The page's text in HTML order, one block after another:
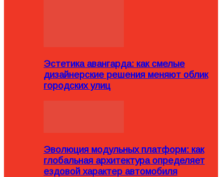
Эстетика авангарда: как смелые
дизайнерские решения меняют облик
городских улиц
Эволюция модульных платформ: как
глобальная архитектура определяет
ездовой характер автомобиля